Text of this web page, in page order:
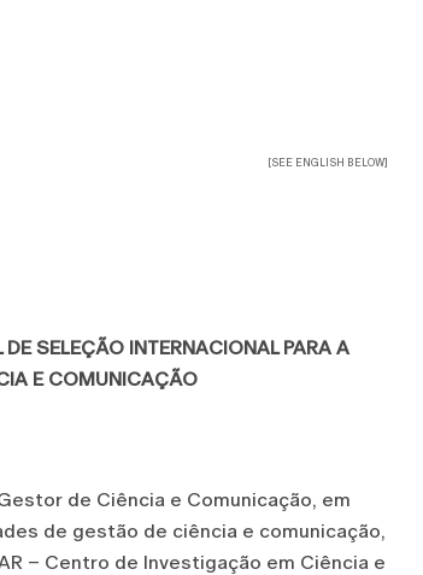
[SEE ENGLISH BELOW]
SELEÇÃO INTERNACIONAL PARA A
E COMUNICAÇÃO
de Ciência e Comunicação, em
de gestão de ciência e comunicação,
– Centro de Investigação em Ciência e